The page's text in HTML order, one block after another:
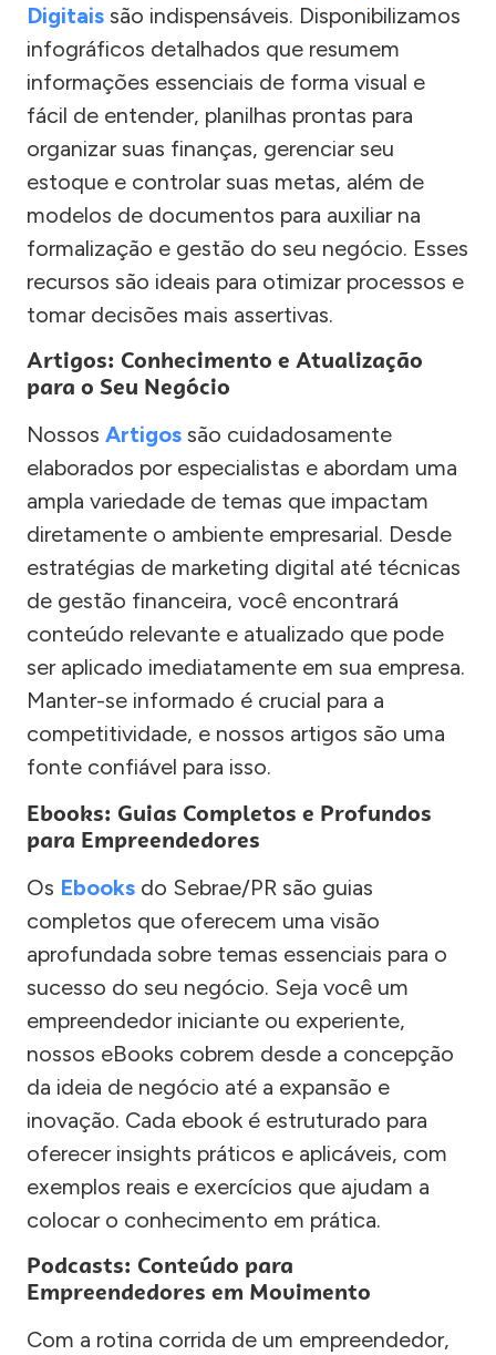
Digitais são indispensáveis. Disponibilizamos
infográficos detalhados que resumem
informações essenciais de forma visual e
fácil de entender, planilhas prontas para
organizar suas finanças, gerenciar seu
estoque e controlar suas metas, além de
modelos de documentos para auxiliar na
formalização e gestão do seu negócio. Esses
recursos são ideais para otimizar processos e
tomar decisões mais assertivas.
Artigos: Conhecimento e Atualização
para o Seu Negócio
Nossos Artigos são cuidadosamente
elaborados por especialistas e abordam uma
ampla variedade de temas que impactam
diretamente o ambiente empresarial. Desde
estratégias de marketing digital até técnicas
de gestão financeira, você encontrará
conteúdo relevante e atualizado que pode
ser aplicado imediatamente em sua empresa.
Manter-se informado é crucial para a
competitividade, e nossos artigos são uma
fonte confiável para isso.
Ebooks: Guias Completos e Profundos
para Empreendedores
Os Ebooks do Sebrae/PR são guias
completos que oferecem uma visão
aprofundada sobre temas essenciais para o
sucesso do seu negócio. Seja você um
empreendedor iniciante ou experiente,
nossos eBooks cobrem desde a concepção
da ideia de negócio até a expansão e
inovação. Cada ebook é estruturado para
oferecer insights práticos e aplicáveis, com
exemplos reais e exercícios que ajudam a
colocar o conhecimento em prática.
Podcasts: Conteúdo para
Empreendedores em Movimento
Com a rotina corrida de um empreendedor,